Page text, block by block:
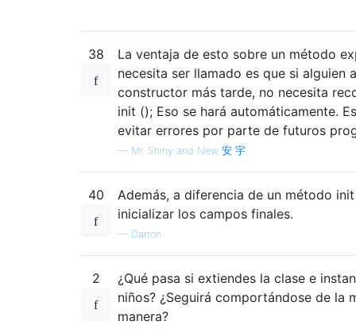
38
La ventaja de esto sobre un método
necesita ser llamado es que si alguien
constructor más tarde, no necesita
init (); Eso se hará automáticamente.
evitar errores por parte de futuros
— Mr. Shiny and New 安 宇
40
Además, a diferencia de un método
inicializar los campos finales.
— Darron
2
¿Qué pasa si extiendes la clase e
niños? ¿Seguirá comportándose de la
manera?